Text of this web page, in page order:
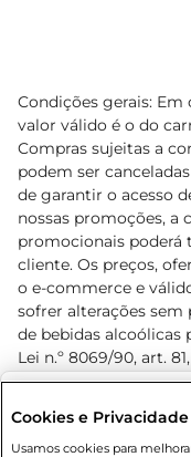
Rio de Janeiro (RJ)
Condições gerais: Em
valor válido é o do
Compras sujeitas a
podem ser
de garantir o acesso
nossas promoções, a
promocionais poderá
cliente. Os preços,
o e-commerce e
sofrer alterações sem
de bebidas alcoólicas
Lei n.º 8069/90, art.
Adolescente). Preços
prévio. O valor
80,00.
Cookies e Privacidade
Usamos cookies para